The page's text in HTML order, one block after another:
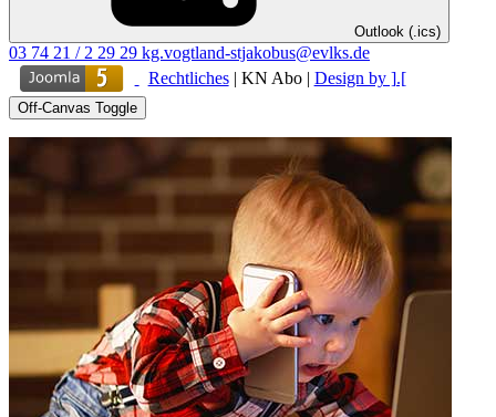
Outlook (.ics)
03 74 21 / 2 29 29 kg.vogtland-stjakobus@evlks.de
Rechtliches| KN Abo| Design by ].[
Off-Canvas Toggle